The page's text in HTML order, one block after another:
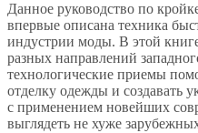
Данное руководство по
впервые описана техника
индустрии моды. В этой
разных направлений
технологические приемы
отделку одежды и создавать
с применением новейших
выглядеть не хуже